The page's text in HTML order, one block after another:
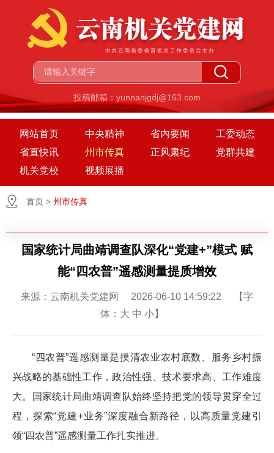
投稿邮箱：yunnanjgdj@163.com
网站首页 中央精神 省内要闻
工委动态
省直快讯
州市传真 正风肃纪
党群共建
机关党校
视频展播
首页 > 州市传真
国家统计局曲靖调查队深化“党建+”模式 赋
能“四农普”遥感测量提质增效
来源：云南机关党建网 2026-06-10 14:59:22 【字
体： 大 中 小】
“四农普”遥感测量是摸清农业农村底数、服务乡村振
兴战略的基础性工作，政治性强、技术要求高、工作难度
大。国家统计局曲靖调查队始终坚持把党的领导贯穿全过
程，探索“党建+业务”深度融合新路径，以高质量党建引
领“四农普”遥感测量工作扎实推进。